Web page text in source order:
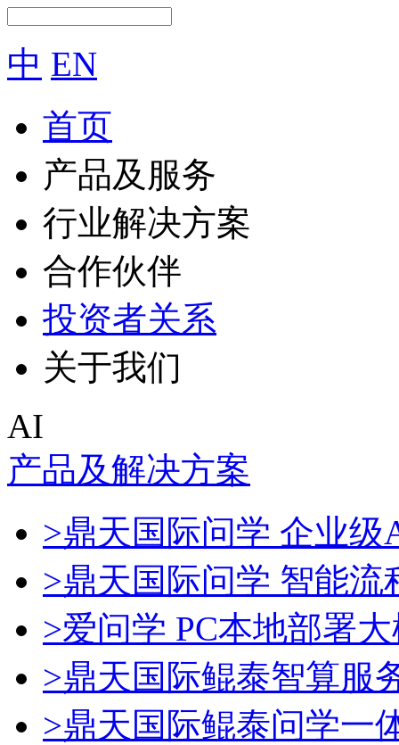
中 EN
首页
产品及服务
行业解决方案
合作伙伴
投资者关系
关于我们
AI
产品及解决方案
>鼎天国际问学 企业级
>鼎天国际问学 智能流
>爱问学 PC本地部署
>鼎天国际鲲泰智算服
>鼎天国际鲲泰问学一